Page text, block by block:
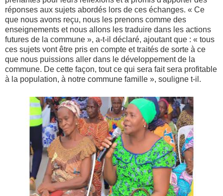
réponses aux sujets abordés lors de ces échanges. « Ce
que nous avons reçu, nous les prenons comme des
enseignements et nous allons les traduire dans les actions
futures de la commune », a-t-il déclaré, ajoutant que : « tous
ces sujets vont être pris en compte et traités de sorte à ce
que nous puissions aller dans le développement de la
commune. De cette façon, tout ce qui sera fait sera profitable
à la population, à notre commune famille », souligne t-il.